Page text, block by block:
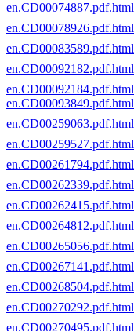
en.CD00074887.pdf.html
en.CD00078926.pdf.html
en.CD00083589.pdf.html
en.CD00092182.pdf.html
en.CD00092184.pdf.html
en.CD00093849.pdf.html
en.CD00259063.pdf.html
en.CD00259527.pdf.html
en.CD00261794.pdf.html
en.CD00262339.pdf.html
en.CD00262415.pdf.html
en.CD00264812.pdf.html
en.CD00265056.pdf.html
en.CD00267141.pdf.html
en.CD00268504.pdf.html
en.CD00270292.pdf.html
en.CD00270495.pdf.html